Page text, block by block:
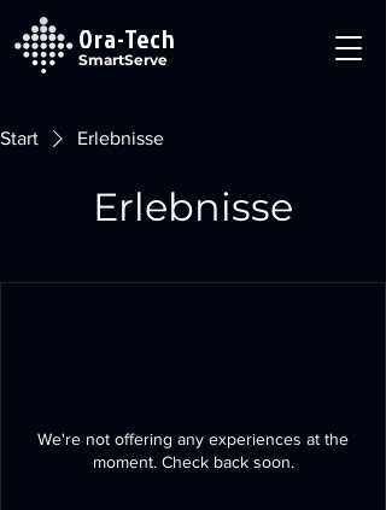
Ora-Tech
SmartServe
Start Erlebnisse
Erlebnisse
We're not offering any experiences at the
moment. Check back soon.